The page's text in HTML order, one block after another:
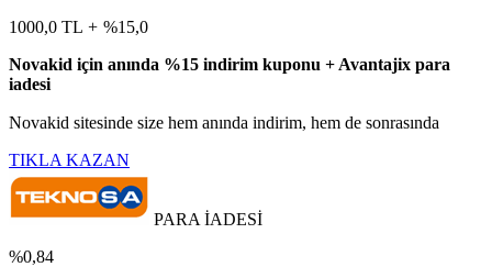
1000,0 TL + %15,0
Novakid için anında %15 indirim kuponu + Avantajix para
iadesi
Novakid sitesinde size hem anında indirim, hem de sonrasında
TIKLA KAZAN
PARA İADESİ
%0,84